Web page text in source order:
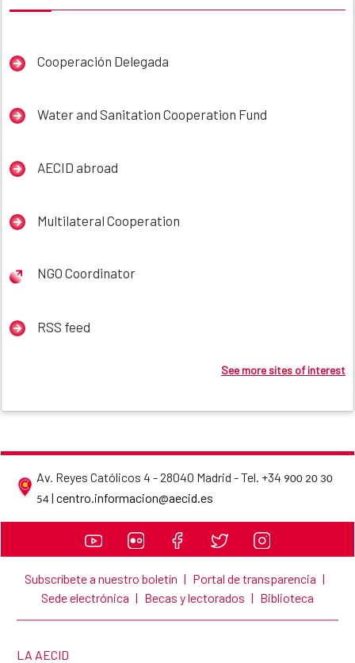
Cooperación Delegada
Water and Sanitation Cooperation Fund
AECID abroad
Multilateral Cooperation
NGO Coordinator
RSS feed
See more sites of interest
Av. Reyes Católicos 4 - 28040 Madrid - Tel. +34 900 20 30
54 | centro.informacion@aecid.esAECID contact details
Subscríbete a nuestro boletín | Portal de transparencia |
Sede electrónica | Becas y lectorados | Biblioteca
LINK TO THE WEBSITE:
LA AECID